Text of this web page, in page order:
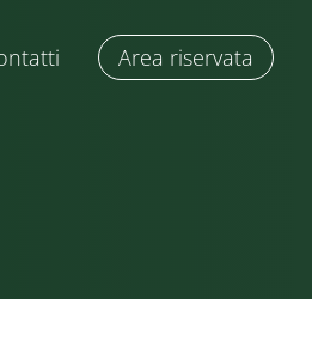
Area riservata